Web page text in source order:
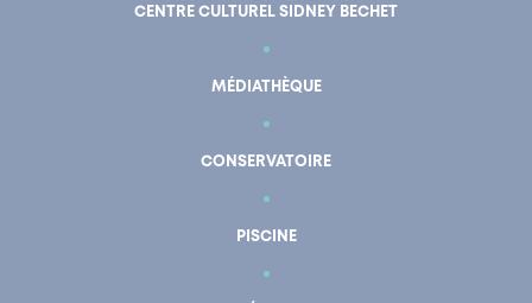
CENTRE CULTUREL SIDNEY BECHET
MÉDIATHÈQUE
CONSERVATOIRE
PISCINE